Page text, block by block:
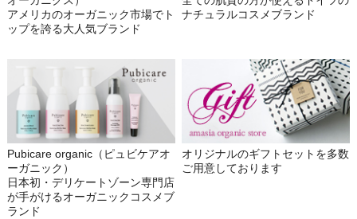
アメリカのオーガニック市場でト
ップを誇る大人気ブランド
ナチュラルコスメブランド
Pubicare organic（ピュビケアオ
ーガニック）
日本初・デリケートゾーン専門店
が手がけるオーガニックコスメブ
ランド
オリジナルのギフトセットを多数
ご用意しております